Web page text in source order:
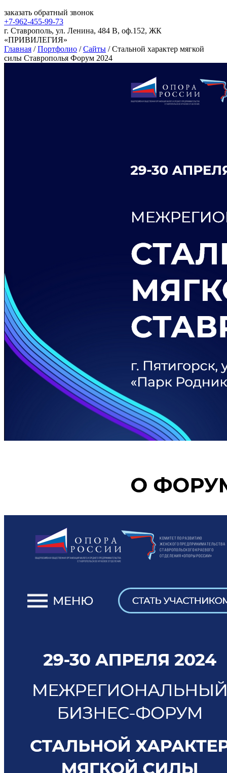
заказать обратный звонок
+7-962-455-99-73
г. Ставрополь, ул. Ленина, 484 В, оф.152, ЖК
«ПРИВИЛЕГИЯ»
Главная / Портфолио / Сайты / Стальной характер мягкой
силы Ставрополья Форум 2024